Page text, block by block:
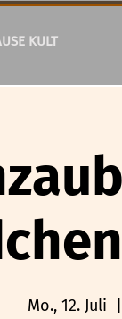
KULT
Mo., 12. Juli